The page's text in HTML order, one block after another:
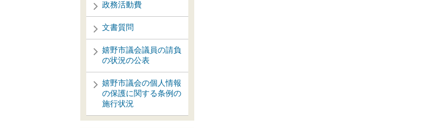
政務活動費
文書質問
嬉野市議会議員の請負
の状況の公表
嬉野市議会の個人情報
の保護に関する条例の
施行状況